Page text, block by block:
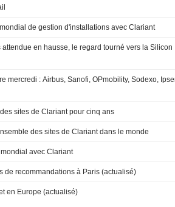
de gestion d'installations avec Clariant
en hausse, le regard tourné vers la Silicon
mercredi : Airbus, Sanofi, OPmobility, Sodexo,
sites de Clariant pour cinq ans
des sites de Clariant dans le monde
avec Clariant
de recommandations à Paris (actualisé)
en Europe (actualisé)